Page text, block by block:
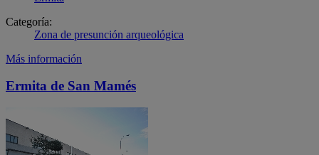
Categoría:
Zona de presunción arqueológica
Más información
Ermita de San Mamés